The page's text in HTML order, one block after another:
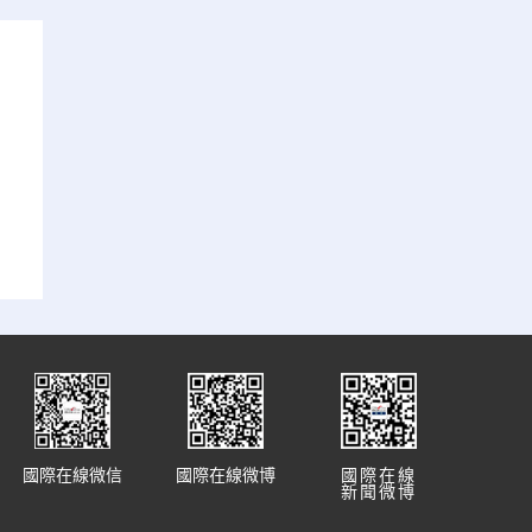
國際在線
新聞微博
國際在線微博
國際在線微信